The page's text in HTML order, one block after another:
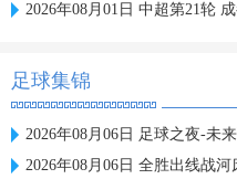
2026年08月01日 中超第21轮
足球集锦
2026年08月06日 足球之夜-未
2026年08月06日 全胜出线战河床U17！